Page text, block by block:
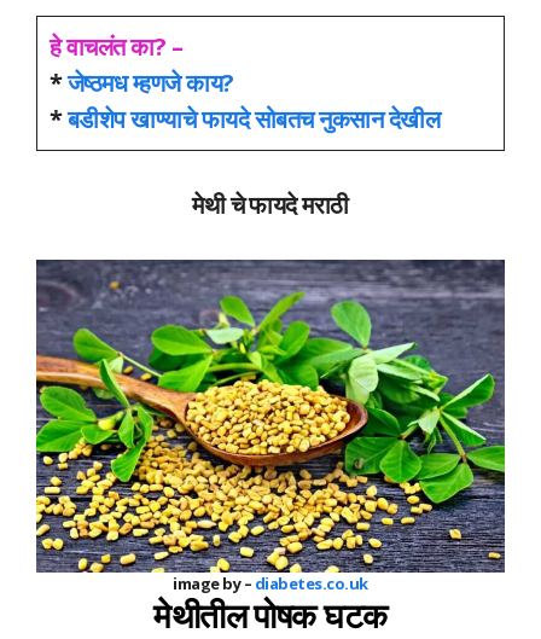
हे वाचलंत का? –
*जेष्ठमध म्हणजे काय?
*बडीशेप खाण्याचे फायदे सोबतच नुकसान देखील
मेथी चे फायदे मराठी
image by – diabetes.co.uk
मेथीतील पोषक घटक